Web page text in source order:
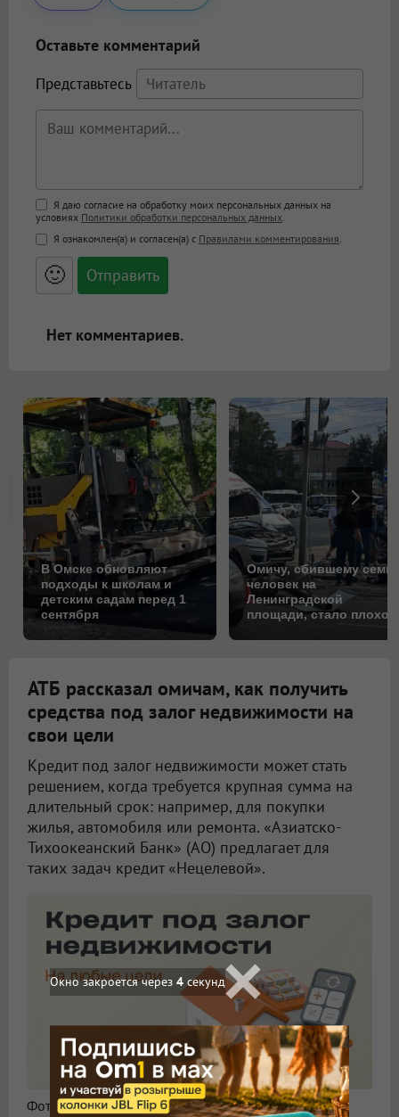
Оставьте комментарий
Представьтесь
Поддержка HTML
<b>, <strong>, <u>, <i>, <em>, <s>, <big>,
<small>, <sup>, <sub>, <pre>, <ul>, <ol>, <li>,
<blockquote>, <code> экранирует HTML,
адреса URL автоматически становятся
ссылками, и [img]адрес[/img] будет
Я даю согласие на обработку моих персональных данных на
условиях Политики обработки персональных данных.
Я ознакомлен(а) и согласен(а) с Правилами комментирования.
🙂
Нет комментариев.
В Омске обновляют
подходы к школам и
детским садам перед 1
сентября
Омичу, сбившему семь
человек на
Ленинградской
площади, стало плохо
АТБ рассказал омичам, как получить
средства под залог недвижимости на
свои цели
Кредит под залог недвижимости может стать
решением, когда требуется крупная сумма на
длительный срок: например, для покупки
жилья, автомобиля или ремонта. «Азиатско-
Тихоокеанский Банк» (АО) предлагает для
таких задач кредит «Нецелевой».
Фото: «Азиатско-Тихоокеанский Банк» (АО)
Окно закроется через 2 секунд